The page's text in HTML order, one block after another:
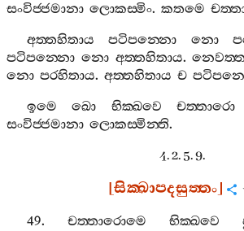
සංවිජ‍්ජමානා ලොකස‍්මිං. කතමෙ
අත‍්තහිතාය
පටිපන‍්නො නො
පටිපන‍්නො නො අත‍්තහිතාය.
නො පරහිතාය. අත‍්තහිතාය ච
ඉමෙ
ඛො භික‍්ඛවෙ චත‍්තාරො
සංවිජ‍්ජමානා ලොකස‍්මින‍්ති.
4. 2. 5. 9.
[සික‍්ඛාපදසුත‍්තං]
49. චත‍්තාරොමෙ භික‍්ඛවෙ